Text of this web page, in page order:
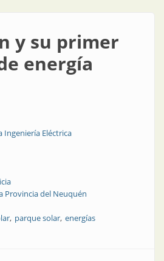
y su primer
energía
Ingeniería Eléctrica
Provincia del Neuquén
parque solar energías